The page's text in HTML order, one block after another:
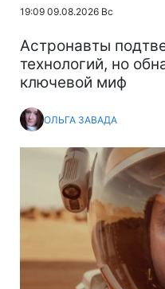
19:09 09.08.2026 Вс
Астронавты
технологий, но
ключевой миф
ОЛЬГА ЗАВАДА